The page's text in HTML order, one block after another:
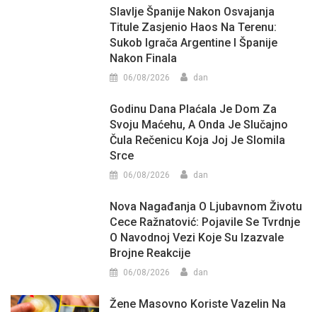
Slavlje Španije Nakon Osvajanja
Titule Zasjenio Haos Na Terenu:
Sukob Igrača Argentine I Španije
Nakon Finala
06/08/2026 dan
Godinu Dana Plaćala Je Dom Za
Svoju Maćehu, A Onda Je Slučajno
Čula Rečenicu Koja Joj Je Slomila
Srce
06/08/2026 dan
Nova Nagađanja O Ljubavnom Životu
Cece Ražnatović: Pojavile Se Tvrdnje
O Navodnoj Vezi Koje Su Izazvale
Brojne Reakcije
06/08/2026 dan
Žene Masovno Koriste Vazelin Na